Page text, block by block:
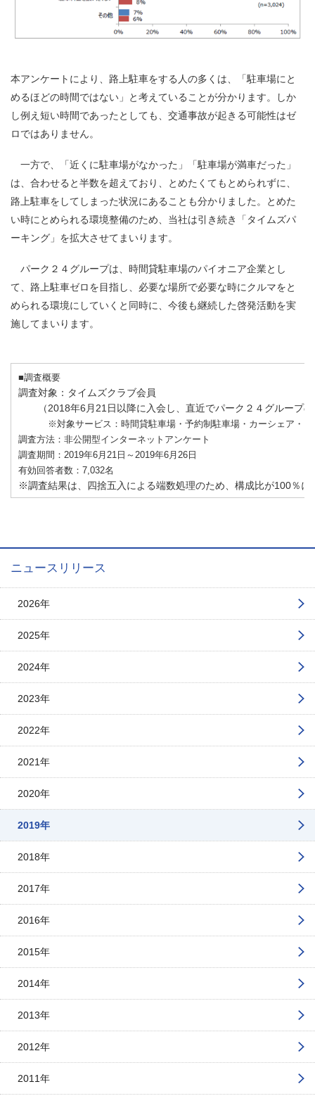
本アンケートにより、路上駐車をする人の多くは、「駐車場にと
めるほどの時間ではない」と考えていることが分かります。しか
し例え短い時間であったとしても、交通事故が起きる可能性はゼ
ロではありません。
一方で、「近くに駐車場がなかった」「駐車場が満車だった」
は、合わせると半数を超えており、とめたくてもとめられずに、
路上駐車をしてしまった状況にあることも分かりました。とめた
い時にとめられる環境整備のため、当社は引き続き「タイムズパ
ーキング」を拡大させてまいります。
パーク２４グループは、時間貸駐車場のパイオニア企業とし
て、路上駐車ゼロを目指し、必要な場所で必要な時にクルマをと
められる環境にしていくと同時に、今後も継続した啓発活動を実
施してまいります。
■調査概要
調査対象：タイムズクラブ会員
（2018年6 月 21 日以降に入会し、直近でパーク２４グループ
※対象サービス：時間貸駐車場・予約制駐車場・カーシェア・レ
調査方法：非公開型インターネットアンケート
調査期間：2019年6月21日～2019年6月26日
有効回答者数：7,032名
※調査結果は、四捨五入による端数処理のため、構成比が100％に
ニュースリリース
2026年
2025年
2024年
2023年
2022年
2021年
2020年
2019年
2018年
2017年
2016年
2015年
2014年
2013年
2012年
2011年